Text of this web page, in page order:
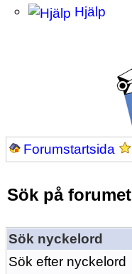
Hjälp
Forumstartsida
Sök på forumet
Sök nyckelord
Sök efter nyckelord